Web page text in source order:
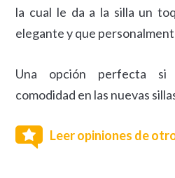
la cual le da a la silla un
elegante y que
Una opción perfecta si
comodidad en las nuevas
Leer opiniones de